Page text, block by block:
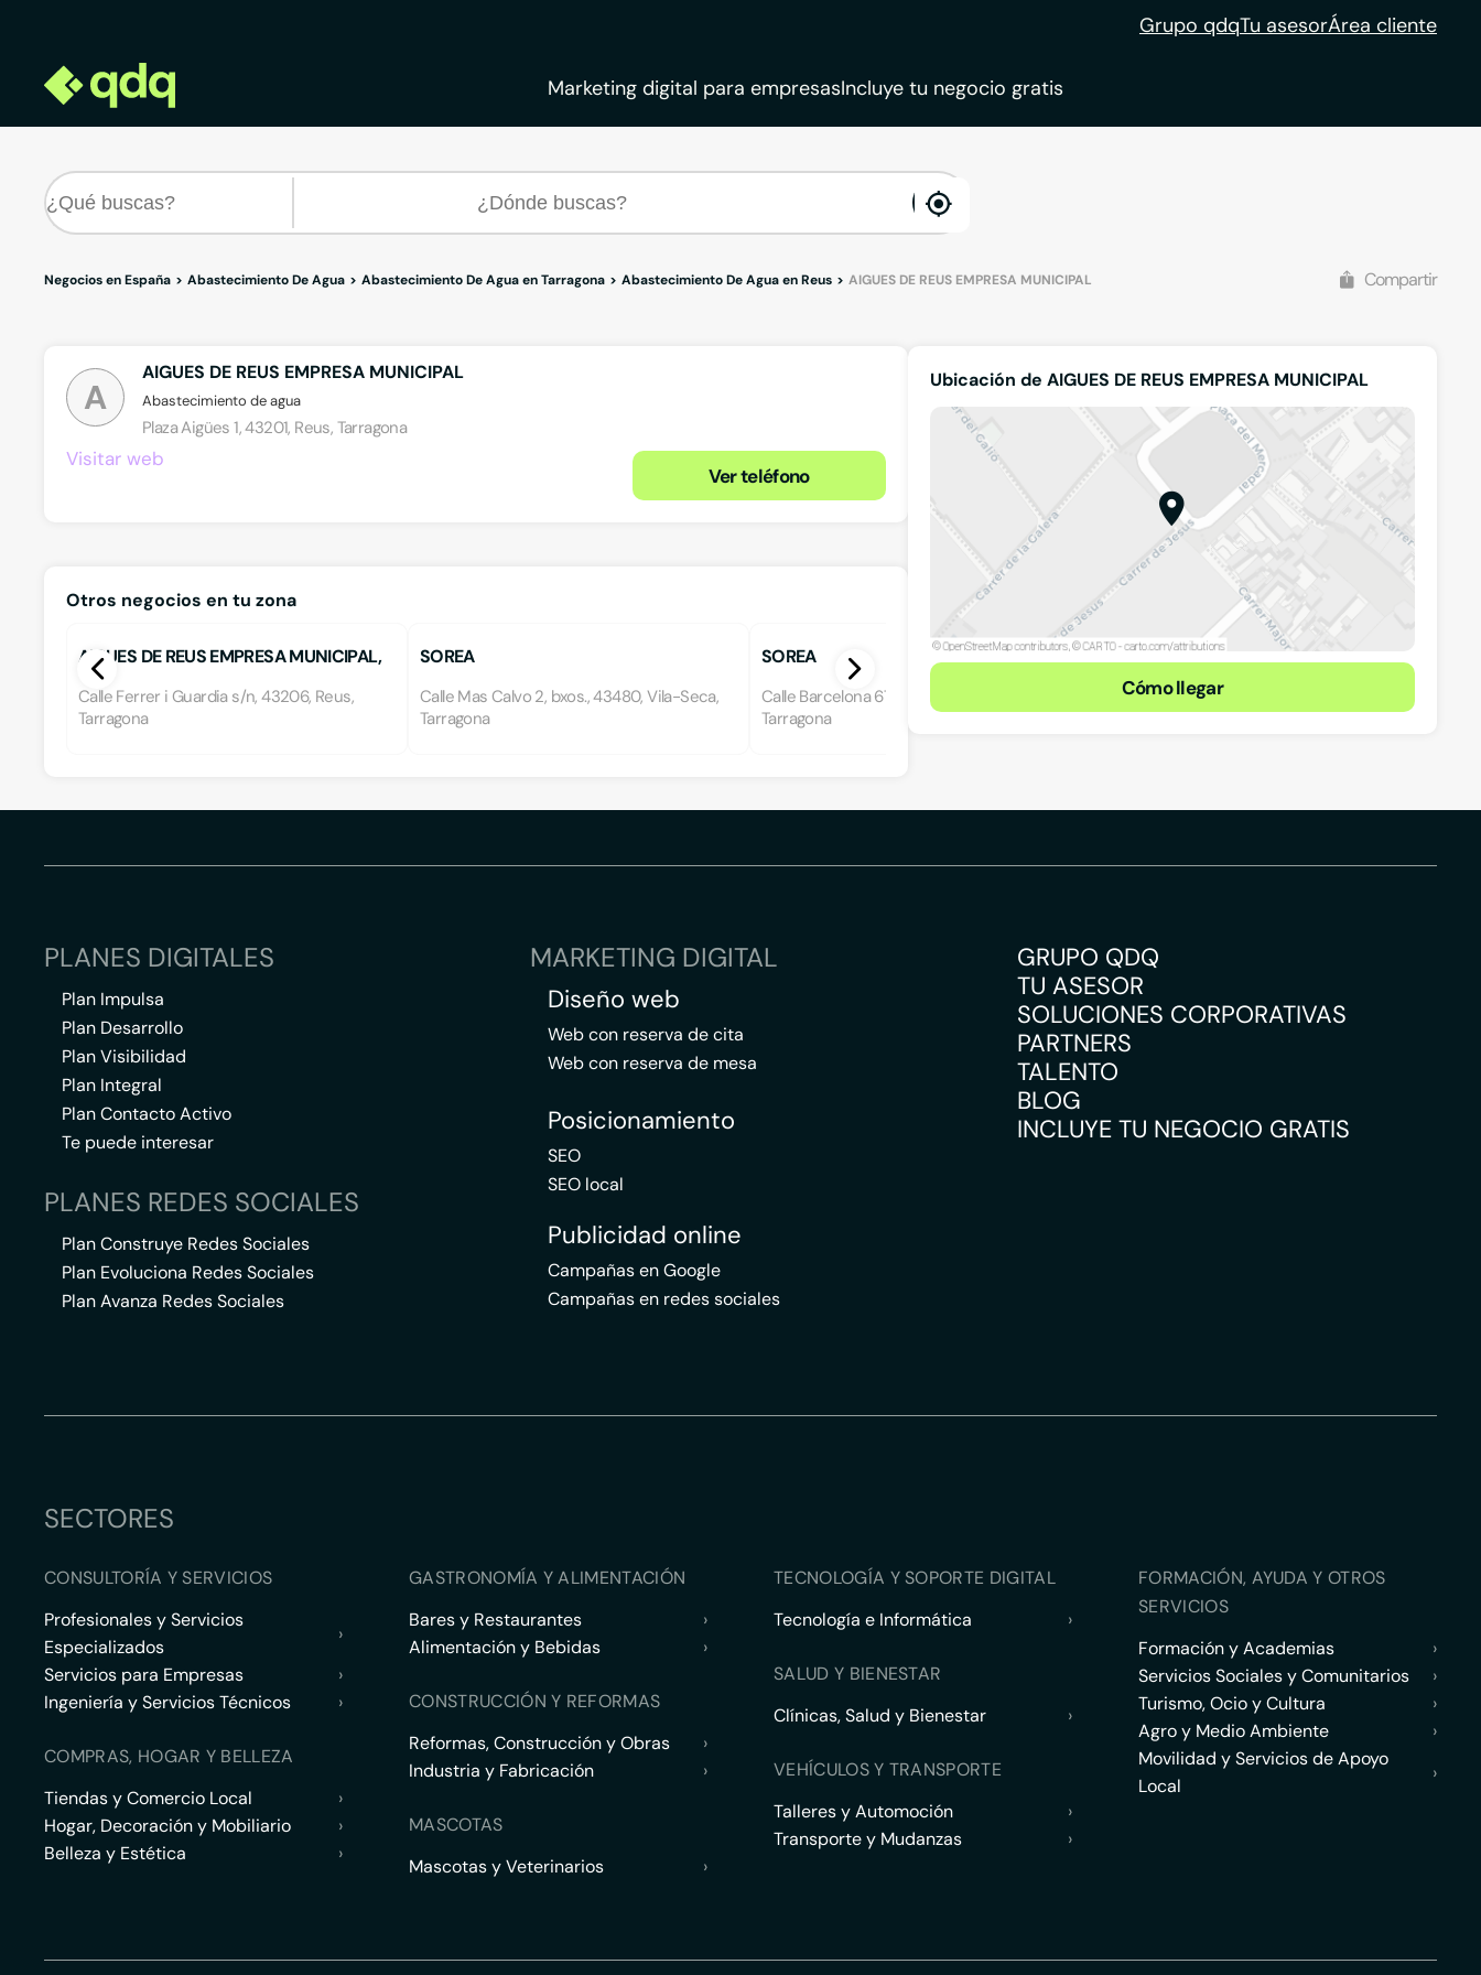
Grupo qdqTu asesorÁrea cliente
Marketing digital para empresasIncluye tu negocio gratis
enable
Negocios en España Abastecimiento De Agua Abastecimiento De Agua en Tarragona Abastecimiento De Agua en Reus AIGUES DE REUS EMPRESA MUNICIPAL Compartir
A
AIGUES DE REUS EMPRESA MUNICIPAL
Abastecimiento de agua
Plaza Aigües 1, 43201, Reus, Tarragona
Visitar web
Ver teléfono
Otros negocios en tu zona
AIGUES DE REUS EMPRESA MUNICIPAL,
S.A.
Calle Ferrer i Guardia s/n, 43206, Reus,
Tarragona
SOREA
Calle Mas Calvo 2, bxos., 43480, Vila-Seca,
Tarragona
SOREA
Calle Barcelona 67, bxos., 43840, Salou,
Tarragona
Ubicación de AIGUES DE REUS EMPRESA MUNICIPAL
Cómo llegar
PLANES DIGITALES
Plan Impulsa
Plan Desarrollo
Plan Visibilidad
Plan Integral
Plan Contacto Activo
Te puede interesar
PLANES REDES SOCIALES
Plan Construye Redes Sociales
Plan Evoluciona Redes Sociales
Plan Avanza Redes Sociales
MARKETING DIGITAL
Diseño web
Web con reserva de cita
Web con reserva de mesa
Posicionamiento
SEO
SEO local
Publicidad online
Campañas en Google
Campañas en redes sociales
GRUPO QDQ
TU ASESOR
SOLUCIONES CORPORATIVAS
PARTNERS
TALENTO
BLOG
INCLUYE TU NEGOCIO GRATIS
SECTORES
CONSULTORÍA Y SERVICIOS
Profesionales y Servicios
Especializados
›
Servicios para Empresas
›
Ingeniería y Servicios Técnicos
›
COMPRAS, HOGAR Y BELLEZA
Tiendas y Comercio Local
›
Hogar, Decoración y Mobiliario
›
Belleza y Estética
›
GASTRONOMÍA Y ALIMENTACIÓN
Bares y Restaurantes
›
Alimentación y Bebidas
›
CONSTRUCCIÓN Y REFORMAS
Reformas, Construcción y Obras
›
Industria y Fabricación
›
MASCOTAS
Mascotas y Veterinarios
›
TECNOLOGÍA Y SOPORTE DIGITAL
Tecnología e Informática
›
SALUD Y BIENESTAR
Clínicas, Salud y Bienestar
›
VEHÍCULOS Y TRANSPORTE
Talleres y Automoción
›
Transporte y Mudanzas
›
FORMACIÓN, AYUDA Y OTROS
SERVICIOS
Formación y Academias
›
Servicios Sociales y Comunitarios
›
Turismo, Ocio y Cultura
›
Agro y Medio Ambiente
›
Movilidad y Servicios de Apoyo
Local
›